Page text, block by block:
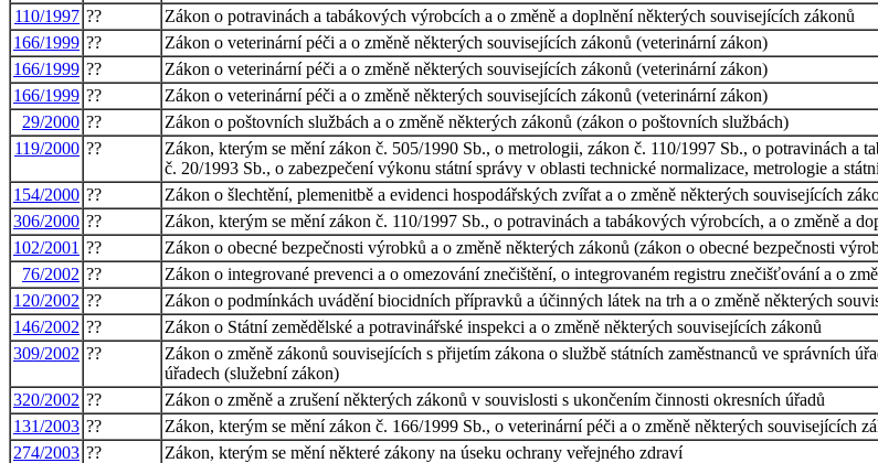
110/1997 ??
Zákon o potravinách a tabákových výrobcích a o změně a doplnění některých souvisejících zákonů
166/1999 ??
Zákon o veterinární péči a o změně některých souvisejících zákonů (veterinární zákon)
166/1999 ??
Zákon o veterinární péči a o změně některých souvisejících zákonů (veterinární zákon)
166/1999 ??
Zákon o veterinární péči a o změně některých souvisejících zákonů (veterinární zákon)
29/2000 ??
Zákon o poštovních službách a o změně některých zákonů (zákon o poštovních službách)
119/2000 ??
Zákon, kterým se mění zákon č. 505/1990 Sb., o metrologii, zákon č. 110/1997 Sb., o potravinách a
č. 20/1993 Sb., o zabezpečení výkonu státní správy v oblasti technické normalizace, metrologie a
154/2000 ??
Zákon o šlechtění, plemenitbě a evidenci hospodářských zvířat a o změně některých souvisejících
306/2000 ??
Zákon, kterým se mění zákon č. 110/1997 Sb., o potravinách a tabákových výrobcích, a o změně a
102/2001 ??
Zákon o obecné bezpečnosti výrobků a o změně některých zákonů (zákon o obecné bezpečnosti
76/2002 ??
Zákon o integrované prevenci a o omezování znečištění, o integrovaném registru znečišťování a o
120/2002 ??
Zákon o podmínkách uvádění biocidních přípravků a účinných látek na trh a o změně některých
146/2002 ??
Zákon o Státní zemědělské a potravinářské inspekci a o změně některých souvisejících zákonů
309/2002 ??
Zákon o změně zákonů souvisejících s přijetím zákona o službě státních zaměstnanců ve správních
úřadech (služební zákon)
320/2002 ??
Zákon o změně a zrušení některých zákonů v souvislosti s ukončením činnosti okresních úřadů
131/2003 ??
Zákon, kterým se mění zákon č. 166/1999 Sb., o veterinární péči a o změně některých souvisejících
274/2003 ??
Zákon, kterým se mění některé zákony na úseku ochrany veřejného zdraví